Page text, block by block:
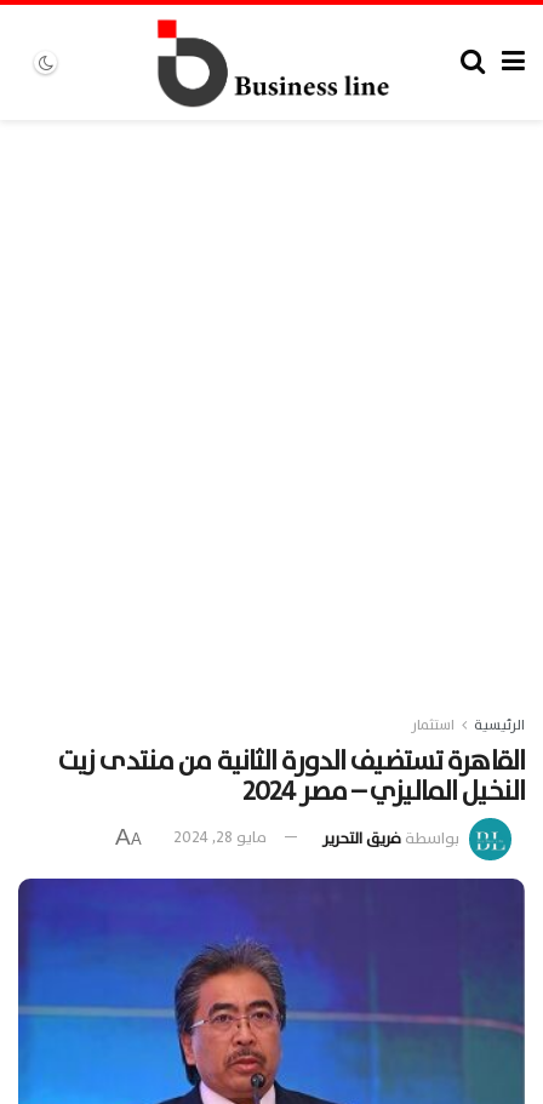
الرئيسية استثمار
القاهرة تستضيف الدورة الثانية من منتدى زيت
النخيل الماليزي – مصر 2024
بواسطةفريق التحرير مايو 28, 2024 A
A